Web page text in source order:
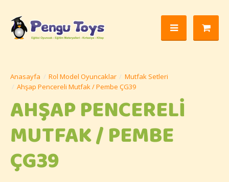
Rol Model Oyuncaklar
Mutfak Setleri
Ahşap Pencereli Mutfak / Pembe ÇG39
AHŞAP PENCERELI
MUTFAK / PEMBE
ÇG39